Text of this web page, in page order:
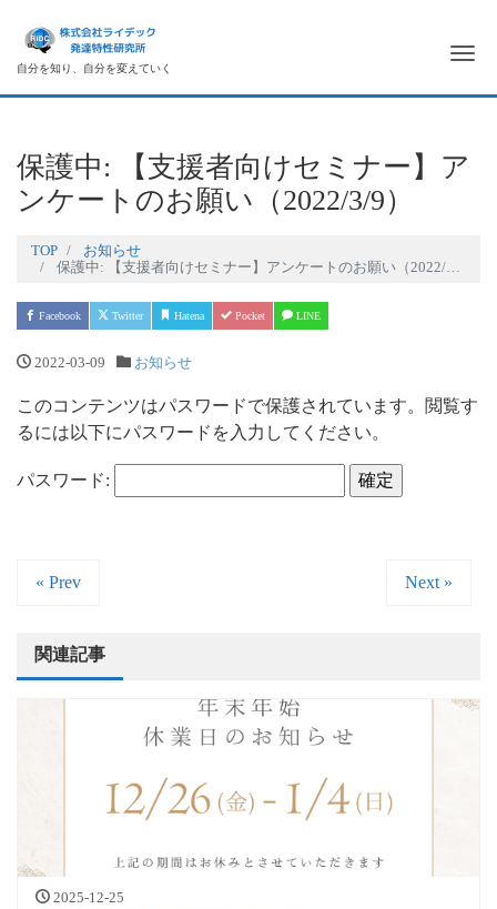
自分を知り、自分を変えていく
保護中: 【支援者向けセミナー】ア
ンケートのお願い（2022/3/9）
TOP
お知らせ
保護中: 【支援者向けセミナー】アンケートのお願い（2022/3/9）
Facebook Twitter Hatena Pocket LINE
2022-03-09 お知らせ
このコンテンツはパスワードで保護されています。閲覧す
るには以下にパスワードを入力してください。
パスワード:
« Prev Next »
関連記事
2025-12-25